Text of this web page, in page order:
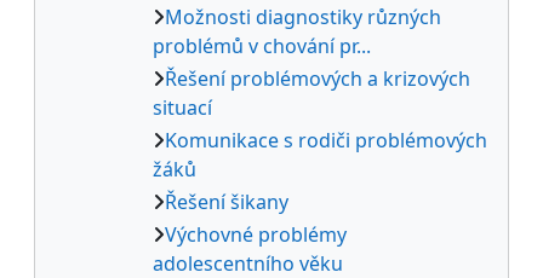
Možnosti diagnostiky různých
problémů v chování pr...
Řešení problémových a krizových
situací
Komunikace s rodiči problémových
žáků
Řešení šikany
Výchovné problémy
adolescentního věku